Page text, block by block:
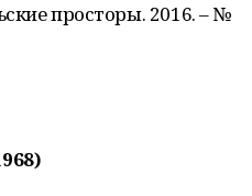
просторы. 2016. – №